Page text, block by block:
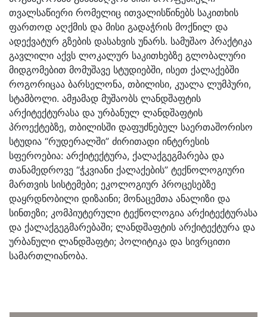
თვალსაწიერი რომელიც ითვალისწინებს საკითხის
ფართოდ აღქმის და მისი გადაჭრის მოქნილ და
ადექვატურ გზების დასახვის უნარს. სამუშაო პრაქტიკა
გავლილი აქვს ლოკალურ საკითხებზე გლობალური
მიდგომებით მომუშავე სტუდიებში, ისეთ ქალაქებში
როგორიცაა ბარსელონა, თბილისი, კუალა ლუმპური,
სტამბოლი. ამჟამად მუშაობს ლანდშაფტის
არქიტექტურასა და ურბანულ ლანდშაფტის
პროექტებზე, თბილისში დაფუძნებულ საერთაშორისო
სტუდია “რუდერალში” ძირითადი ინტერესის
სფეროებია: არქიტექტურა, ქალაქგეგმარება და
თანამედროვე “ჭკვიანი ქალაქების” ტექნოლოგიური
მართვის სისტემები; ეკოლოგიურ პროცესებზე
დაყრდნობილი დიზაინი; მონაცემთა ანალიზი და
სინთეზი; კომპიუტერული ტექნოლოგია არქიტექტურასა
და ქალაქგეგმარებაში; ლანდშაფტის არქიტექტურა და
ურბანული ლანდშაფტი; პოლიტიკა და სივრცითი
სამართლიანობა.